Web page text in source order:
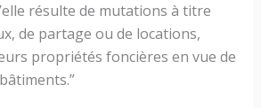
résulte de mutations à titre
de partage ou de locations,
propriétés foncières en vue de